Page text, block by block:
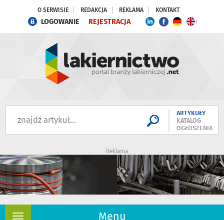
O SERWISIE REDAKCJA REKLAMA KONTAKT
LOGOWANIE REJESTRACJA
ARTYKUŁY
KATALOG
OGŁOSZENIA
Reklama
Menu
Rozwiń